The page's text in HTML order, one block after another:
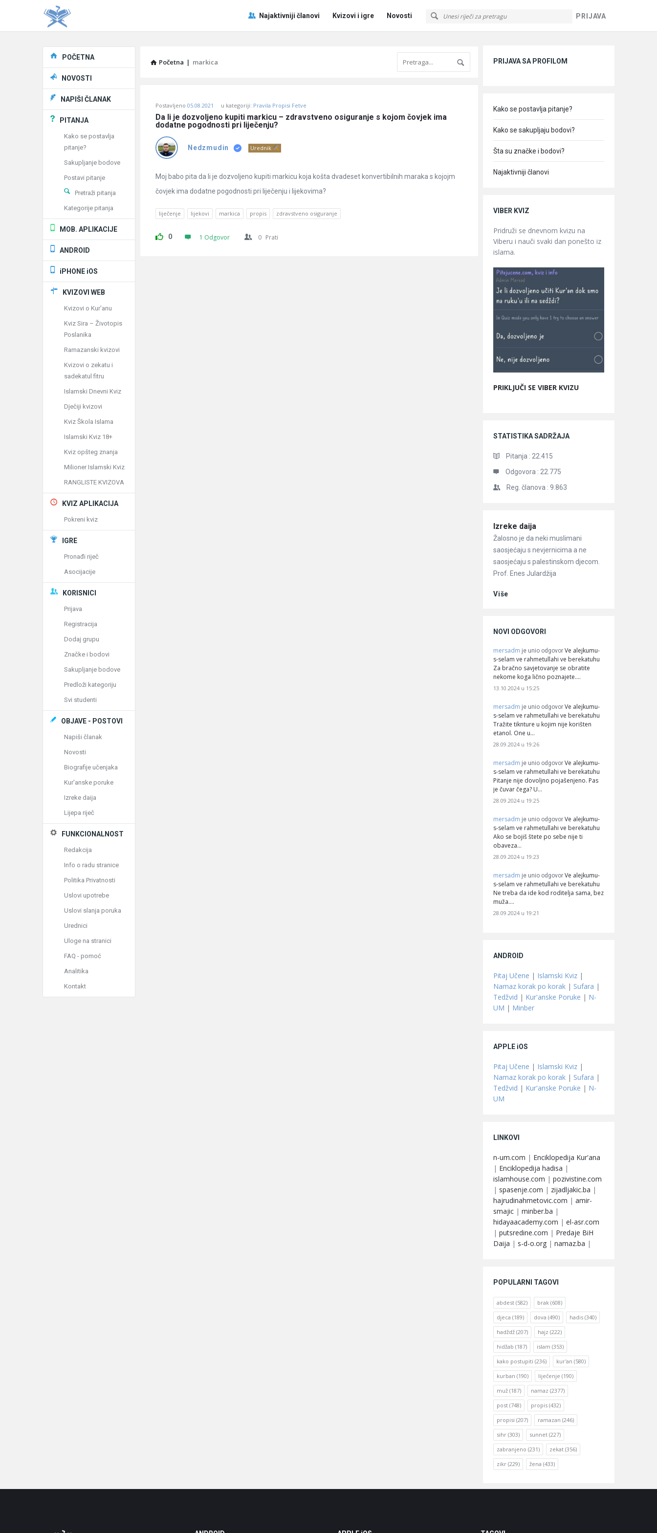
PRIJAVA
Pitaj
Učene
Najaktivniji članovi Kvizovi i igre Novosti
Početna | markica
Učene
Latest
Pitanja
Postavljeno 05.08.2021 u kategoriji: Pravila Propisi Fetve
Da li je dozvoljeno kupiti markicu – zdravstveno osiguranje s kojom čovjek ima
dodatne pogodnosti pri liječenju?
Nedzmudin Urednik
Moj babo pita da li je dozvoljeno kupiti markicu koja košta dvadeset konvertibilnih maraka s kojojm
čovjek ima dodatne pogodnosti pri liječenju i lijekovima?
liječenje lijekovi markica propis zdravstveno osiguranje
0 1 Odgovor 0 Prati
PRIJAVA SA PROFILOM
Kako se postavlja pitanje?
Kako se sakupljaju bodovi?
Šta su značke i bodovi?
Najaktivniji članovi
VIBER KVIZ
Pridruži se dnevnom kvizu na
Viberu i nauči svaki dan ponešto iz
islama.
PRIKLJUČI SE VIBER KVIZU
STATISTIKA SADRŽAJA
Pitanja : 22.415
Odgovora : 22.775
Reg. članova : 9.863
Članci
Izreke daija
Žalosno je da neki muslimani
saosjećaju s nevjernicima a ne
saosjećaju s palestinskom djecom.
Prof. Enes Julardžija
Više
NOVI ODGOVORI
mersadm je unio odgovor Ve alejkumu-
s-selam ve rahmetullahi ve berekatuhu
Za bračno savjetovanje se obratite
nekome koga lično poznajete.…
13.10.2024 u 15:25
mersadm je unio odgovor Ve alejkumu-
s-selam ve rahmetullahi ve berekatuhu
Tražite tiknture u kojim nije korišten
etanol. One u…
28.09.2024 u 19:26
mersadm je unio odgovor Ve alejkumu-
s-selam ve rahmetullahi ve berekatuhu
Pitanje nije dovoljno pojašenjeno. Pas
je čuvar čega? U…
28.09.2024 u 19:25
mersadm je unio odgovor Ve alejkumu-
s-selam ve rahmetullahi ve berekatuhu
Ako se bojiš štete po sebe nije ti
obaveza…
28.09.2024 u 19:23
mersadm je unio odgovor Ve alejkumu-
s-selam ve rahmetullahi ve berekatuhu
Ne treba da ide kod roditelja sama, bez
muža.…
28.09.2024 u 19:21
ANDROID
Pitaj Učene | Islamski Kviz |
Namaz korak po korak | Sufara |
Tedžvid | Kur'anske Poruke | N-
UM | Minber
APPLE iOS
Pitaj Učene | Islamski Kviz |
Namaz korak po korak | Sufara |
Tedžvid | Kur'anske Poruke | N-
UM
LINKOVI
n-um.com | Enciklopedija Kur'ana
| Enciklopedija hadisa |
islamhouse.com | pozivistine.com
| spasenje.com | zijadljakic.ba |
hajrudinahmetovic.com | amir-
smajic | minber.ba |
hidayaacademy.com | el-asr.com
| putsredine.com | Predaje BiH
Daija | s-d-o.org | namaz.ba |
POPULARNI TAGOVI
abdest (582) brak (608)
djeca (189) dova (490) hadis (340)
hadždž (207) hajz (222)
hidžab (187) islam (353)
kako postupiti (236) kur'an (580)
kurban (190) liječenje (190)
muž (187) namaz (2377)
post (748) propis (432)
propisi (207) ramazan (246)
sihr (303) sunnet (227)
zabranjeno (231) zekat (356)
zikr (229) žena (433)
Explore
POČETNA
NOVOSTI
NAPIŠI ČLANAK
PITANJA
Kako se postavlja
pitanje?
Sakupljanje bodove
Postavi pitanje
Pretraži pitanja
Kategorije pitanja
MOB. APLIKACIJE
ANDROID
iPHONE iOS
KVIZOVI WEB
Kvizovi o Kur'anu
Kviz Sira – Životopis
Poslanika
Ramazanski kvizovi
Kvizovi o zekatu i
sadekatul fitru
Islamski Dnevni Kviz
Dječiji kvizovi
Kviz Škola Islama
Islamski Kviz 18+
Kviz opšteg znanja
Milioner Islamski Kviz
RANGLISTE KVIZOVA
KVIZ APLIKACIJA
Pokreni kviz
IGRE
Pronađi riječ
Asocijacije
KORISNICI
Prijava
Registracija
Dodaj grupu
Značke i bodovi
Sakupljanje bodove
Predloži kategoriju
Svi studenti
OBJAVE - POSTOVI
Napiši članak
Novosti
Biografije učenjaka
Kur'anske poruke
Izreke daija
Lijepa riječ
FUNKCIONALNOST
Redakcija
Info o radu stranice
Politika Privatnosti
Uslovi upotrebe
Uslovi slanja poruka
Urednici
Uloge na stranici
FAQ - pomoć
Analitika
Kontakt